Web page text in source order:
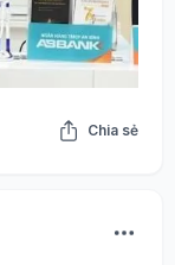
Chia sẻ